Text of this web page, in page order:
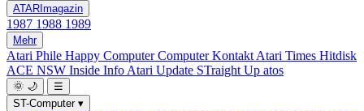
ATARImagazin
1987 1988 1989
Mehr
Atari Phile Happy ComputerComputer Kontakt Atari Times Hitdisk
ACE NSW Inside Info Atari Update STraight Up atos
🌞 🌙
☰
ST-Computer ▾